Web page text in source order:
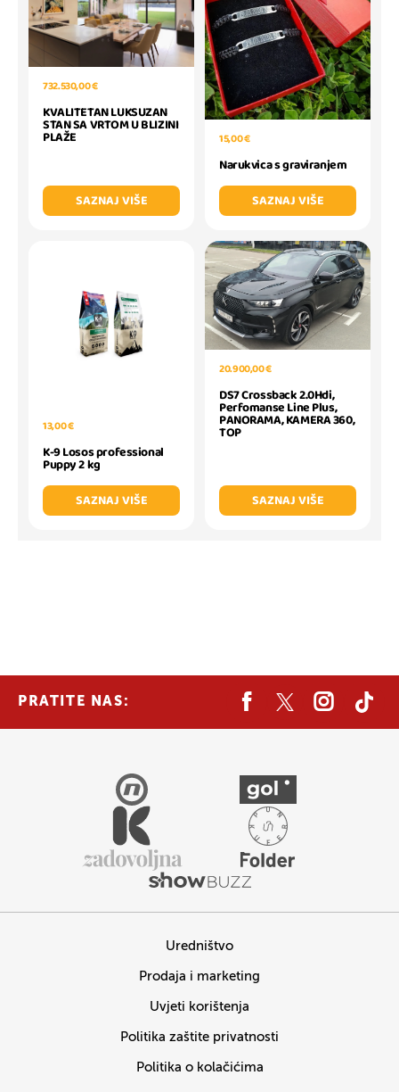
732.530,00 €
KVALITETAN LUKSUZAN
STAN SA VRTOM U BLIZINI
PLAŽE
SAZNAJ VIŠE
15,00 €
Narukvica s graviranjem
SAZNAJ VIŠE
13,00 €
K-9 Losos professional
Puppy 2 kg
SAZNAJ VIŠE
20.900,00 €
DS7 Crossback 2.0Hdi,
Perfomanse Line Plus,
PANORAMA, KAMERA 360,
TOP
SAZNAJ VIŠE
PRATITE NAS:
Uredništvo
Prodaja i marketing
Uvjeti korištenja
Politika zaštite privatnosti
Politika o kolačićima